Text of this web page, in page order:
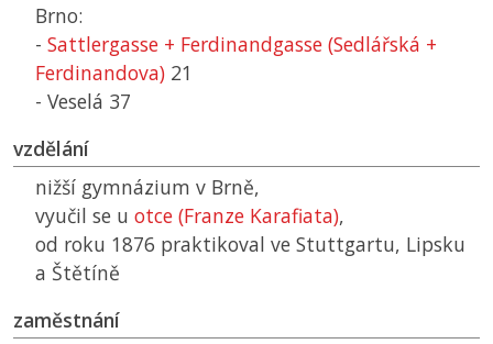
Brno:
- Sattlergasse + Ferdinandgasse (Sedlářská +
Ferdinandova) 21
- Veselá 37
vzdělání
nižší gymnázium v Brně,
vyučil se u otce (Franze Karafiata),
od roku 1876 praktikoval ve Stuttgartu, Lipsku
a Štětíně
zaměstnání